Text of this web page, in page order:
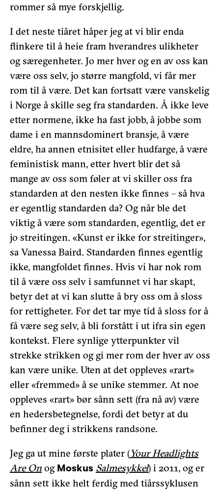
rommer så mye forskjellig.
I det neste tiåret håper jeg at vi blir enda
flinkere til å heie fram hverandres ulikheter
og særegenheter. Jo mer hver og en av oss kan
være oss selv, jo større mangfold, vi får mer
rom til å være. Det kan fortsatt være vanskelig
i Norge å skille seg fra standarden. Å ikke leve
etter normene, ikke ha fast jobb, å jobbe som
dame i en mannsdominert bransje, å være
eldre, ha annen etnisitet eller hudfarge, å være
feministisk mann, etter hvert blir det så
mange av oss som føler at vi skiller oss fra
standarden at den nesten ikke finnes – så hva
er egentlig standarden da? Og når ble det
viktig å være som standarden, egentlig, det er
jo streitingen. «Kunst er ikke for streitinger»,
sa Vanessa Baird. Standarden finnes egentlig
ikke, mangfoldet finnes. Hvis vi har nok rom
til å være oss selv i samfunnet vi har skapt,
betyr det at vi kan slutte å bry oss om å sloss
for rettigheter. For det tar mye tid å sloss for å
få være seg selv, å bli forstått i ut ifra sin egen
kontekst. Flere synlige ytterpunkter vil
strekke strikken og gi mer rom der hver av oss
kan være unike. Uten at det oppleves «rart»
eller «fremmed» å se unike stemmer. At noe
oppleves «rart» bør sånn sett (fra nå av) være
en hedersbetegnelse, fordi det betyr at du
befinner deg i strikkens randsone.
Jeg ga ut mine første plater (Your Headlights
Are On og Moskus Salmesykkel) i 2011, og er
sånn sett ikke helt ferdig med tiårssyklusen